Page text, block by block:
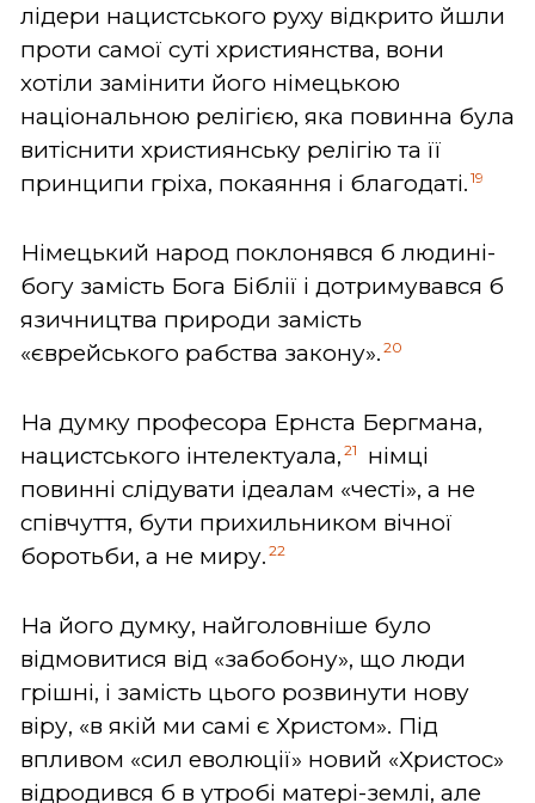
лідери нацистського руху відкрито йшли
проти самої суті християнства, вони
хотіли замінити його німецькою
національною релігією, яка повинна була
витіснити християнську релігію та її
принципи гріха, покаяння і благодаті. 19
Німецький народ поклонявся б людині-
богу замість Бога Біблії і дотримувався б
язичництва природи замість
«єврейського рабства закону». 20
На думку професора Ернста Бергмана,
нацистського інтелектуала, 21
німці
повинні слідувати ідеалам «честі», а не
співчуття, бути прихильником вічної
боротьби, а не миру. 22
На його думку, найголовніше було
відмовитися від «забобону», що люди
грішні, і замість цього розвинути нову
віру, «в якій ми самі є Христом». Під
впливом «сил еволюції» новий «Христос»
відродився б в утробі матері-землі, але